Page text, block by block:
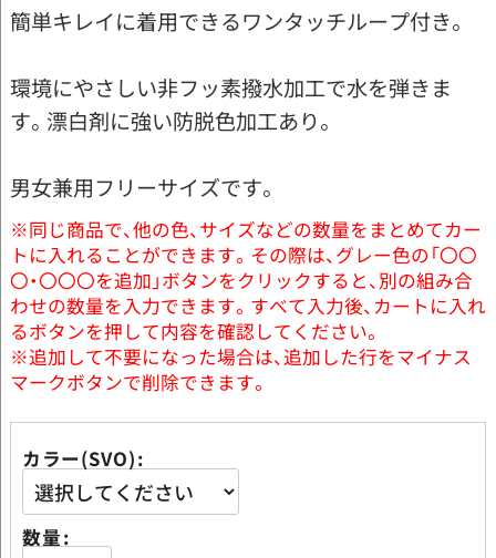
簡単キレイに着用できるワンタッチループ付き。
環境にやさしい非フッ素撥水加工で水を弾きま
す。漂白剤に強い防脱色加工あり。
男女兼用フリーサイズです。
※同じ商品で、他の色、サイズなどの数量をまとめてカー
トに入れることができます。その際は、グレー色の「〇〇
〇・〇〇〇を追加」ボタンをクリックすると、別の組み合
わせの数量を入力できます。すべて入力後、カートに入れ
るボタンを押して内容を確認してください。
※追加して不要になった場合は、追加した行をマイナス
マークボタンで削除できます。
カラー(SVO)
数量